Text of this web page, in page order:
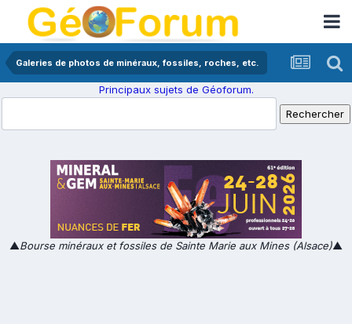
Galeries de photos de minéraux, fossiles, roches, etc.
Principaux sujets de Géoforum.
▲Bourse minéraux et fossiles de Sainte Marie aux Mines (Alsace)▲